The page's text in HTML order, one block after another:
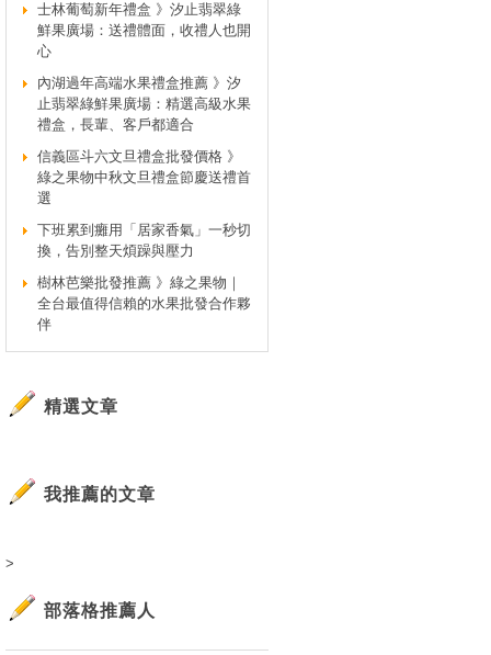
士林葡萄新年禮盒 》汐止翡翠綠
鮮果廣場：送禮體面，收禮人也開
心
內湖過年高端水果禮盒推薦 》汐
止翡翠綠鮮果廣場：精選高級水果
禮盒，長輩、客戶都適合
信義區斗六文旦禮盒批發價格 》
綠之果物中秋文旦禮盒節慶送禮首
選
下班累到癱用「居家香氣」一秒切
換，告別整天煩躁與壓力
樹林芭樂批發推薦 》綠之果物｜
全台最值得信賴的水果批發合作夥
伴
精選文章
我推薦的文章
>
部落格推薦人